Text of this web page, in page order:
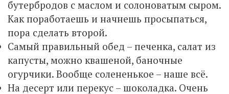
бутербродов с маслом и солоноватым сыром.
Как поработаешь и начнешь просыпаться,
пора сделать второй.
Самый правильный обед – печенка, салат из
капусты, можно квашеной, баночные
огурчики. Вообще солененькое – наше всё.
На десерт или перекус – шоколадка. Очень